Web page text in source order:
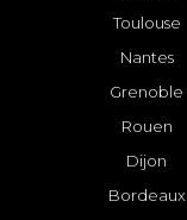
Toulouse
Nantes
Grenoble
Rouen
Dijon
Bordeaux